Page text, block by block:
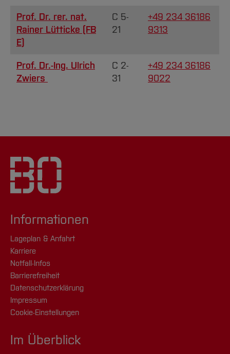
Prof. Dr. rer. nat.
Rainer Lütticke (FB
E)
C 5-
21
+49 234 36186
9313
Prof. Dr.-Ing. Ulrich
Zwiers
C 2-
31
+49 234 36186
9022
Informationen
Lageplan & Anfahrt
Karriere
Notfall-Infos
Barrierefreiheit
Datenschutzerklärung
Impressum
Cookie-Einstellungen
Im Überblick